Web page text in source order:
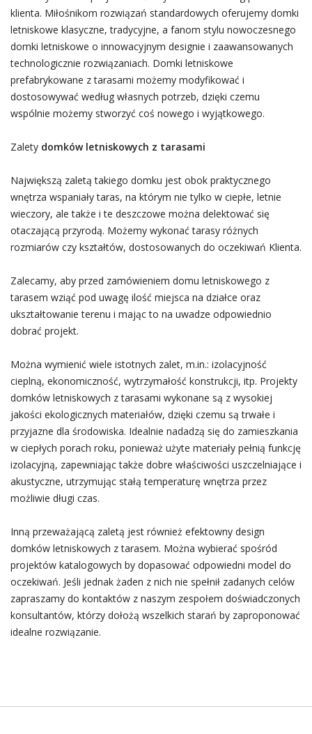
klienta. Miłośnikom rozwiązań standardowych oferujemy domki
letniskowe klasyczne, tradycyjne, a fanom stylu nowoczesnego
domki letniskowe o innowacyjnym designie i zaawansowanych
technologicznie rozwiązaniach. Domki letniskowe
prefabrykowane z tarasami możemy modyfikować i
dostosowywać według własnych potrzeb, dzięki czemu
wspólnie możemy stworzyć coś nowego i wyjątkowego.
Zalety domków letniskowych z tarasami
Największą zaletą takiego domku jest obok praktycznego
wnętrza wspaniały taras, na którym nie tylko w ciepłe, letnie
wieczory, ale także i te deszczowe można delektować się
otaczającą przyrodą. Możemy wykonać tarasy różnych
rozmiarów czy kształtów, dostosowanych do oczekiwań Klienta.
Zalecamy, aby przed zamówieniem domu letniskowego z
tarasem wziąć pod uwagę ilość miejsca na działce oraz
ukształtowanie terenu i mając to na uwadze odpowiednio
dobrać projekt.
Można wymienić wiele istotnych zalet, m.in.: izolacyjność
cieplną, ekonomiczność, wytrzymałość konstrukcji, itp. Projekty
domków letniskowych z tarasami wykonane są z wysokiej
jakości ekologicznych materiałów, dzięki czemu są trwałe i
przyjazne dla środowiska. Idealnie nadadzą się do zamieszkania
w ciepłych porach roku, ponieważ użyte materiały pełnią funkcję
izolacyjną, zapewniając także dobre właściwości uszczelniające i
akustyczne, utrzymując stałą temperaturę wnętrza przez
możliwie długi czas.
Inną przeważającą zaletą jest również efektowny design
domków letniskowych z tarasem. Można wybierać spośród
projektów katalogowych by dopasować odpowiedni model do
oczekiwań. Jeśli jednak żaden z nich nie spełnił zadanych celów
zapraszamy do kontaktów z naszym zespołem doświadczonych
konsultantów, którzy dołożą wszelkich starań by zaproponować
idealne rozwiązanie.